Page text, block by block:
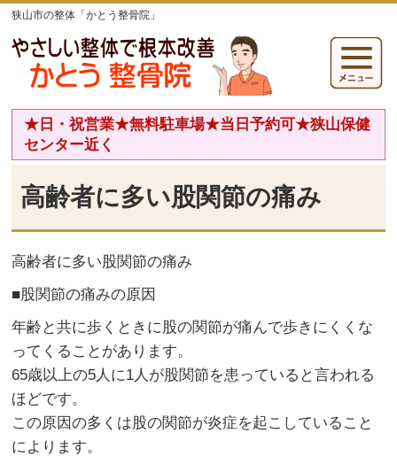
狭山市の整体「かとう整骨院」
★日・祝営業★無料駐車場★当日予約可★狭山保健
センター近く
高齢者に多い股関節の痛み
高齢者に多い股関節の痛み
■股関節の痛みの原因
年齢と共に歩くときに股の関節が痛んで歩きにくくな
ってくることがあります。
65歳以上の5人に1人が股関節を患っていると言われる
ほどです。
この原因の多くは股の関節が炎症を起こしていること
によります。